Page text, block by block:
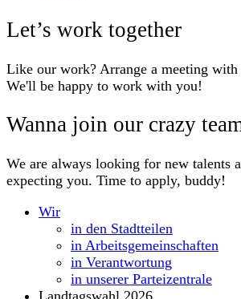
Let’s work together
Like our work? Arrange a meeting
We'll be happy to work with you!
Wanna join our crazy
We are always looking for new talents
expecting you. Time to apply, buddy!
Wir
in den Stadtteilen
in Arbeitsgemeinschaften
in Verantwortung
in unserer Parteizentrale
Landtagswahl 2026